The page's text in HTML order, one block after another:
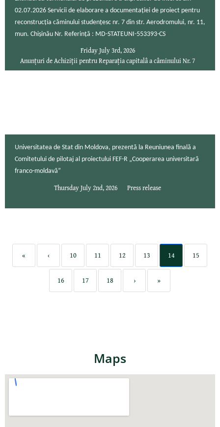
02.07.2026 Servicii de elaborare a documentației de proiect pentru
reconstrucția căminului studențesc nr. 7 din str. Aerodromului, nr. 11,
mun. Chișinău Nr. Referință : MD-STATEUNI-553393-CS
Friday July 3rd, 2026
Anunțuri de Achiziţii pentru Reparația capitalâ a câminului Nr. 7
Universitatea de Stat din Moldova, prezentă la Reuniunea finală a
Comitetului de pilotaj al proiectului FEF-R „Cooperarea universitară
franco-moldavă”
Thursday July 2nd, 2026 Press release
« ‹ 10 11 12 13 14 15
16 17 18 › »
Maps